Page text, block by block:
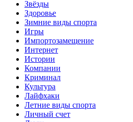
Звёзды
Здоровье
Зимние виды спорта
Игры
Импортозамещение
Интернет
Истории
Компании
Криминал
Культура
Лайфхаки
Летние виды спорта
Личный счет